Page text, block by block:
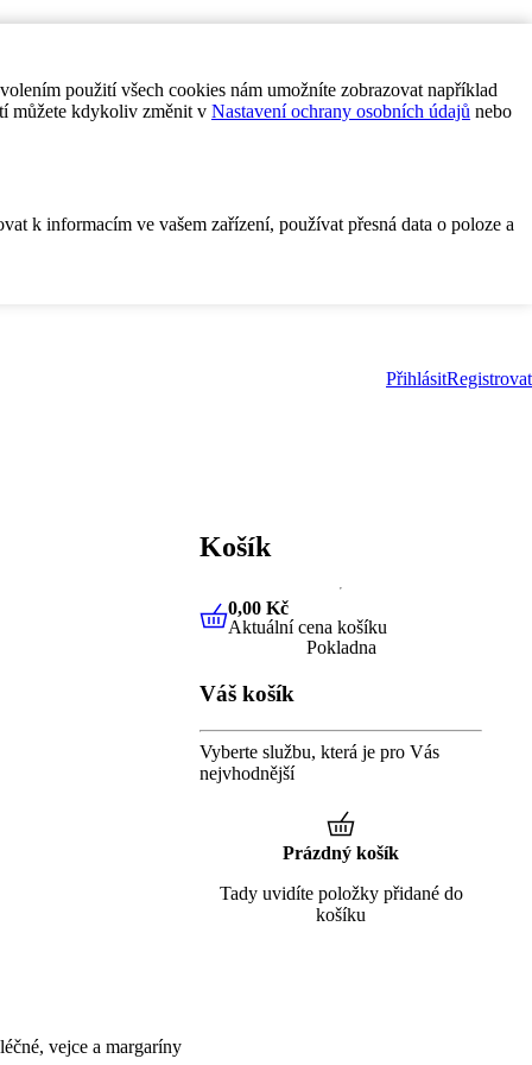
použití všech cookies nám umožníte zobrazovat například
můžete kdykoliv změnit v Nastavení ochrany osobních údajů nebo
k informacím ve vašem zařízení, používat přesná data o poloze a
PřihlásitRegistrovat
vejce a margaríny
Košík
0,00 KčAktuální cena košíku
0,00 Kč
Aktuální cena košíku
Pokladna
Váš košík
Vyberte službu, která je pro Vás
nejvhodnější
Prázdný košík
Tady uvidíte položky přidané do
košíku